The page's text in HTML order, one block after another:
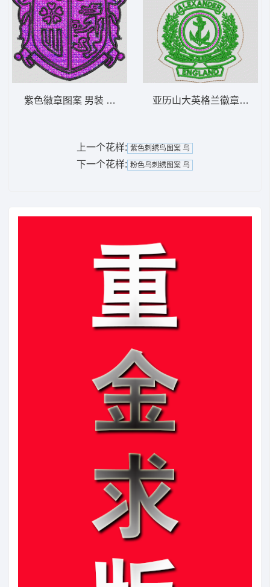
紫色徽章图案 男装 章仔 亚历山大英格兰徽章 男装
上一个花样: 紫色刺绣鸟图案 鸟
下一个花样: 粉色鸟刺绣图案 鸟